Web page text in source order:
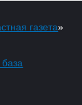
газета»